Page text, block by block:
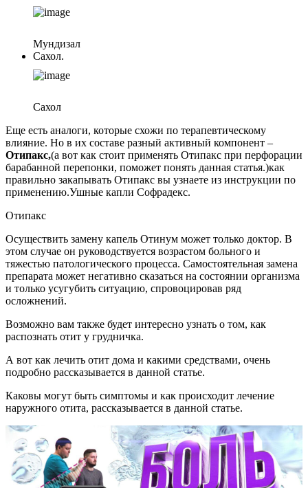
Мундизал
Сахол.
Сахол
Еще есть аналоги, которые схожи по терапевтическому
влияние. Но в их составе разный активный компонент –
Отипакс,(а вот как стоит применять Отипакс при перфорации
барабанной перепонки, поможет понять данная статья.)как
правильно закапывать Отипакс вы узнаете из инструкции по
применению.Ушные капли Софрадекс.
Отипакс
Осуществить замену капель Отинум может только доктор. В
этом случае он руководствуется возрастом больного и
тяжестью патологического процесса. Самостоятельная замена
препарата может негативно сказаться на состоянии организма
и только усугубить ситуацию, спровоцировав ряд
осложнений.
Возможно вам также будет интересно узнать о том, как
распознать отит у грудничка.
А вот как лечить отит дома и какими средствами, очень
подробно рассказывается в данной статье.
Каковы могут быть симптомы и как происходит лечение
наружного отита, рассказывается в данной статье.